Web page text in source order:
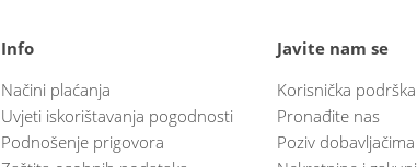
Info
Načini plaćanja
Uvjeti iskorištavanja pogodnosti
Podnošenje prigovora
Javite nam se
Korisnička podrška
Pronađite nas
Poziv dobavljačima